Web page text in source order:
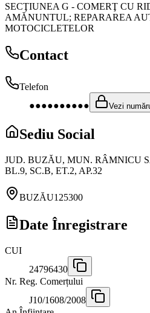
SECŢIUNEA G - COMERŢ CU
AMĂNUNTUL; REPARAREA
MOTOCICLETELOR
Contact
Telefon
●●●●●●●●●●
Vezi
Sediu Social
JUD. BUZĂU, MUN. RÂMNICU
BL.9, SC.B, ET.2, AP.32
BUZĂU125300
Date Înregistrare
CUI
24796430
Nr. Reg. Comerțului
J10/1608/2008